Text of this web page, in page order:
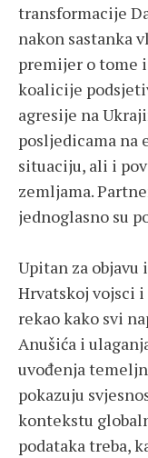
transformacije
nakon sastanka
premijer o tome
koalicije
agresije na
posljedicama na
situaciju, ali i
zemljama.
jednoglasno su
Upitan za objavu
Hrvatskoj vojsci
rekao kako svi
Anušića i
uvođenja
pokazuju
kontekstu
podataka treba,